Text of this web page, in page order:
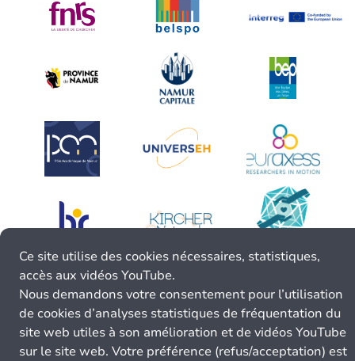
Ce site utilise des cookies nécessaires, statistiques,
accès aux vidéos YouTube.
Nous demandons votre consentement pour l’utilisation
de cookies d’analyses statistiques de fréquentation du
site web utiles à son amélioration et de vidéos YouTube
sur le site web. Votre préférence (refus/acceptation) est